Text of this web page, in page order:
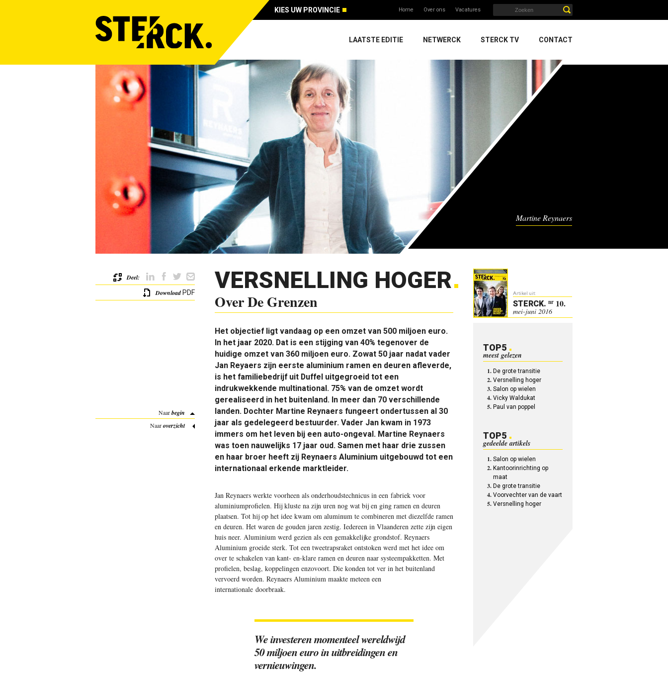
KIES UW PROVINCIE Home Over ons Vacatures
LAATSTE EDITIE NETWERCK STERCK TV CONTACT
Martine Reynaers
VERSNELLING HOGER
Over De Grenzen
Het objectief ligt vandaag op een omzet van 500 miljoen euro.
In het jaar 2020. Dat is een stijging van 40% tegenover de
huidige omzet van 360 miljoen euro. Zowat 50 jaar nadat vader
Jan Reyaers zijn eerste aluminium ramen en deuren afleverde,
is het familie­bedrijf uit Duffel uitgegroeid tot een
indrukwekkende multinational. 75% van de omzet wordt
gerealiseerd in het buitenland. In meer dan 70 verschillende
landen. Dochter Martine Reynaers fungeert ondertussen al 30
jaar als gedelegeerd bestuurder. Vader Jan kwam in 1973
immers om het leven bij een auto-ongeval. Martine Reynaers
was toen nauwelijks 17 jaar oud. Samen met haar drie zussen
en haar broer heeft zij Reynaers Aluminium uitgebouwd tot een
internationaal erkende marktleider.
Jan Reynaers werkte voorheen als onderhoudstechnicus in een fabriek voor
aluminiumprofielen. Hij kluste na zijn uren nog wat bij en ging ramen en deuren
plaatsen. Tot hij op het idee kwam om aluminum te combineren met diezelfde ramen
en deuren. Het waren de gouden jaren zestig. Iedereen in Vlaanderen zette zijn eigen
huis neer. Aluminium werd gezien als een gemakkelijke grondstof. Reynaers
Aluminium groeide sterk. Tot een tweetrapsraket ontstoken werd met het idee om
over te schakelen van kant- en-klare ramen en deuren naar systeempakketten. Met
profielen, beslag, koppelingen enzovoort. Die konden tot ver in het buitenland
vervoerd worden. Reynaers Aluminium maakte meteen een
internationale doorbraak.
We investeren momenteel wereldwijd
50 miljoen euro in uitbreidingen en
vernieuwingen.
Deel:
DownloadPDF
Naarbegin
Naaroverzicht
Artikel uit:
STERCK. nr 10.
mei-juni 2016
TOP5
meest gelezen
De grote transitie
Versnelling hoger
Salon op wielen
Vicky Waldukat
Paul van poppel
TOP5
gedeelde artikels
Salon op wielen
Kantoorinrichting op
maat
De grote transitie
Voorvechter van de vaart
Versnelling hoger